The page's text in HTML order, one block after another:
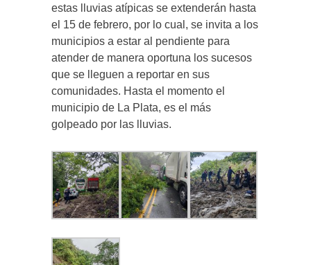
estas lluvias atípicas se extenderán hasta
el 15 de febrero, por lo cual, se invita a los
municipios a estar al pendiente para
atender de manera oportuna los sucesos
que se lleguen a reportar en sus
comunidades. Hasta el momento el
municipio de La Plata, es el más
golpeado por las lluvias.